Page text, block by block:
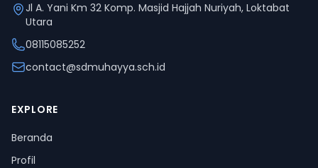
Jl A. Yani Km 32 Komp. Masjid Hajjah Nuriyah, Loktabat
Utara
08115085252
contact@sdmuhayya.sch.id
EXPLORE
Beranda
Profil